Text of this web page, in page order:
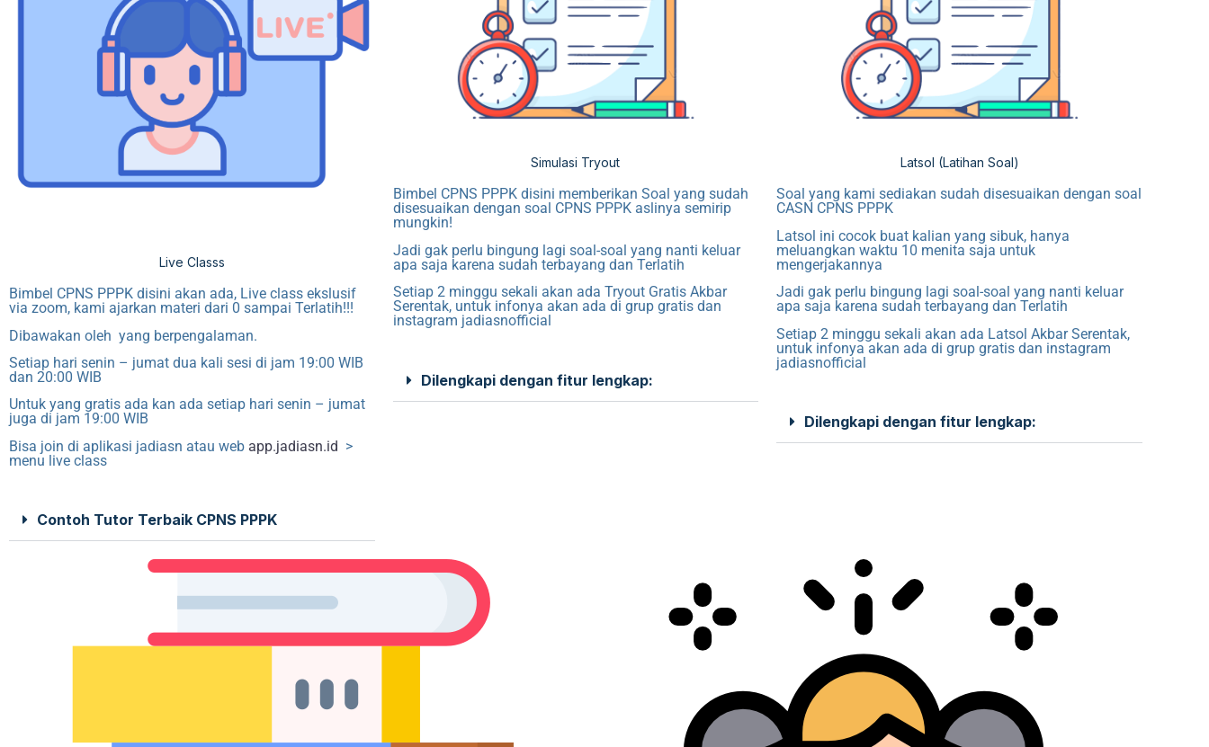
Live Classs
Bimbel CPNS PPPK disini akan ada, Live class ekslusif
via zoom, kami ajarkan materi dari 0 sampai Terlatih!!!
Dibawakan oleh yang berpengalaman.
Setiap hari senin – jumat dua kali sesi di jam 19:00 WIB
dan 20:00 WIB
Untuk yang gratis ada kan ada setiap hari senin – jumat
juga di jam 19:00 WIB
Bisa join di aplikasi jadiasn atau web app.jadiasn.id >
menu live class
Contoh Tutor Terbaik CPNS PPPK
Simulasi Tryout
Bimbel CPNS PPPK disini memberikan Soal yang sudah
disesuaikan dengan soal CPNS PPPK aslinya semirip
mungkin!
Jadi gak perlu bingung lagi soal-soal yang nanti keluar
apa saja karena sudah terbayang dan Terlatih
Setiap 2 minggu sekali akan ada Tryout Gratis Akbar
Serentak, untuk infonya akan ada di grup gratis dan
instagram jadiasnofficial
Dilengkapi dengan fitur lengkap:
Latsol (Latihan Soal)
Soal yang kami sediakan sudah disesuaikan dengan soal
CASN CPNS PPPK
Latsol ini cocok buat kalian yang sibuk, hanya
meluangkan waktu 10 menita saja untuk
mengerjakannya
Jadi gak perlu bingung lagi soal-soal yang nanti keluar
apa saja karena sudah terbayang dan Terlatih
Setiap 2 minggu sekali akan ada Latsol Akbar Serentak,
untuk infonya akan ada di grup gratis dan instagram
jadiasnofficial
Dilengkapi dengan fitur lengkap: